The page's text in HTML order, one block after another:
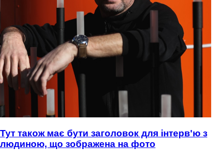
Тут також має бути заголовок для інтерв'ю з
людиною, що зображена на фото